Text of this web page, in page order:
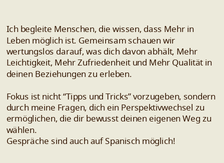
Ich begleite Menschen, die wissen, dass Mehr in
Leben möglich ist. Gemeinsam schauen wir
wertungslos darauf, was dich davon abhält, Mehr
Leichtigkeit, Mehr Zufriedenheit und Mehr Qualität in
deinen Beziehungen zu erleben.
Fokus ist nicht “Tipps und Tricks” vorzugeben, sondern
durch meine Fragen, dich ein Perspektivwechsel zu
ermöglichen, die dir bewusst deinen eigenen Weg zu
wählen.
Gespräche sind auch auf Spanisch möglich!